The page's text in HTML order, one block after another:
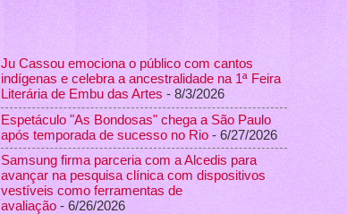
Ju Cassou emociona o público com cantos
indígenas e celebra a ancestralidade na 1ª Feira
Literária de Embu das Artes - 8/3/2026
Espetáculo "As Bondosas" chega a São Paulo
após temporada de sucesso no Rio - 6/27/2026
Samsung firma parceria com a Alcedis para
avançar na pesquisa clínica com dispositivos
vestíveis como ferramentas de
avaliação - 6/26/2026